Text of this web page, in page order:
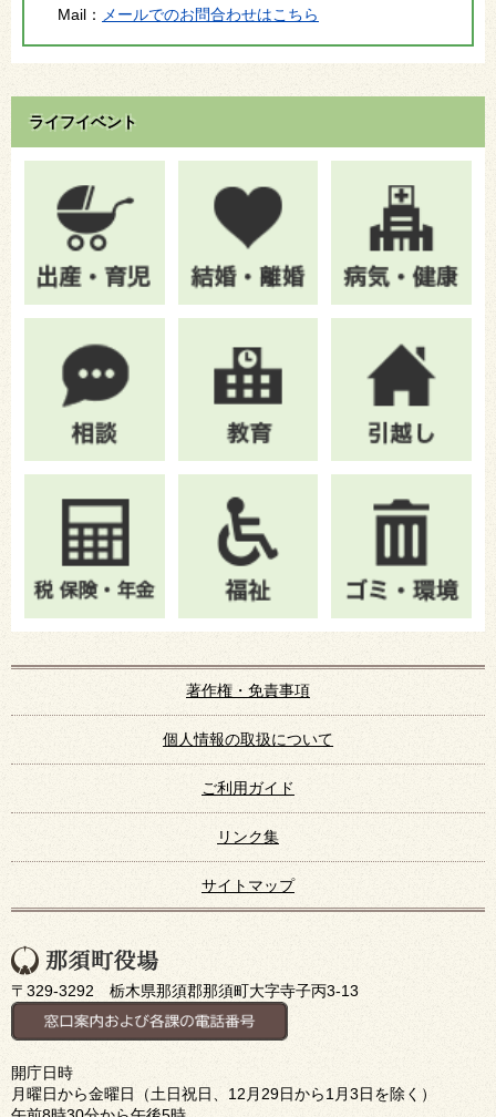
Mail：
メールでのお問合わせはこちら
ライフイベント
著作権・免責事項
個人情報の取扱について
ご利用ガイド
リンク集
サイトマップ
〒329-3292 栃木県那須郡那須町大字寺子丙3-13
開庁日時
月曜日から金曜日（土日祝日、12月29日から1月3日を除く）